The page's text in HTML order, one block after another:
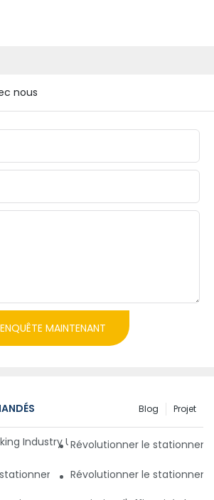
nous
MAINTENANT
Projet
Blog
Industry Update for Third Quarter of
Révolutionner le
avec un système de
Révolutionner le